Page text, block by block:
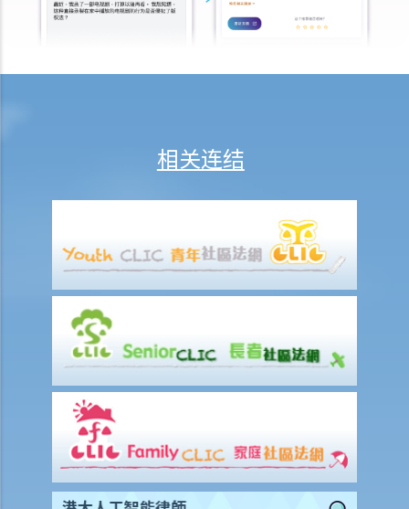
卖重售，我会否侵犯版权？
17. 我买了一只正版音乐CD光碟。如果我将之转化为MP3格式，让我可
19. 派对房间经营者在业务过程中提供侵权卡拉OK歌曲予顾客使用是否
B. 是否有任何「允许的作为」，可获豁免被指为侵犯版权？
1. 版权条例是否容许我影印不多于书本内的一成内容？
2. 我是一名医生并拥有自己的诊所。我可否向在诊所内等候的病人播放
电影DVD光碟？
3. 我需要夜班工作，不能及时收看我最喜欢的电视节目。我可以录起这
些节目，好让我放工后可以收看吗？
4. 我的公司有二十部电脑，如果要购买电脑软件，费用将会很高昂。我
可以安装从其他国家购买、但价钱较平的合法电脑软件吗？如果香港有
这个软件的独家代理人，情况会否有不同？
相关连结